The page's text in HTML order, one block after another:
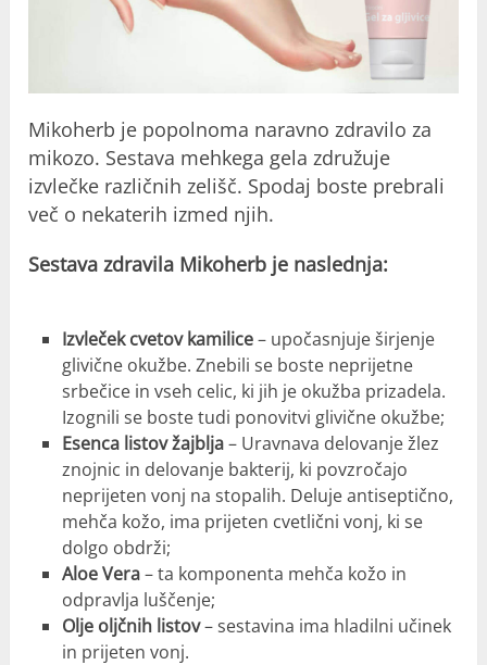
Mikoherb je popolnoma naravno zdravilo za
mikozo. Sestava mehkega gela združuje
izvlečke različnih zelišč. Spodaj boste prebrali
več o nekaterih izmed njih.
Sestava zdravila Mikoherb je naslednja:
Izvleček cvetov kamilice– upočasnjuje širjenje
glivične okužbe. Znebili se boste neprijetne
srbečice in vseh celic, ki jih je okužba prizadela.
Izognili se boste tudi ponovitvi glivične okužbe;
Esenca listov žajblja– Uravnava delovanje žlez
znojnic in delovanje bakterij, ki povzročajo
neprijeten vonj na stopalih. Deluje antiseptično,
mehča kožo, ima prijeten cvetlični vonj, ki se
dolgo obdrži;
Aloe Vera– ta komponenta mehča kožo in
odpravlja luščenje;
Olje oljčnih listov– sestavina ima hladilni učinek
in prijeten vonj.